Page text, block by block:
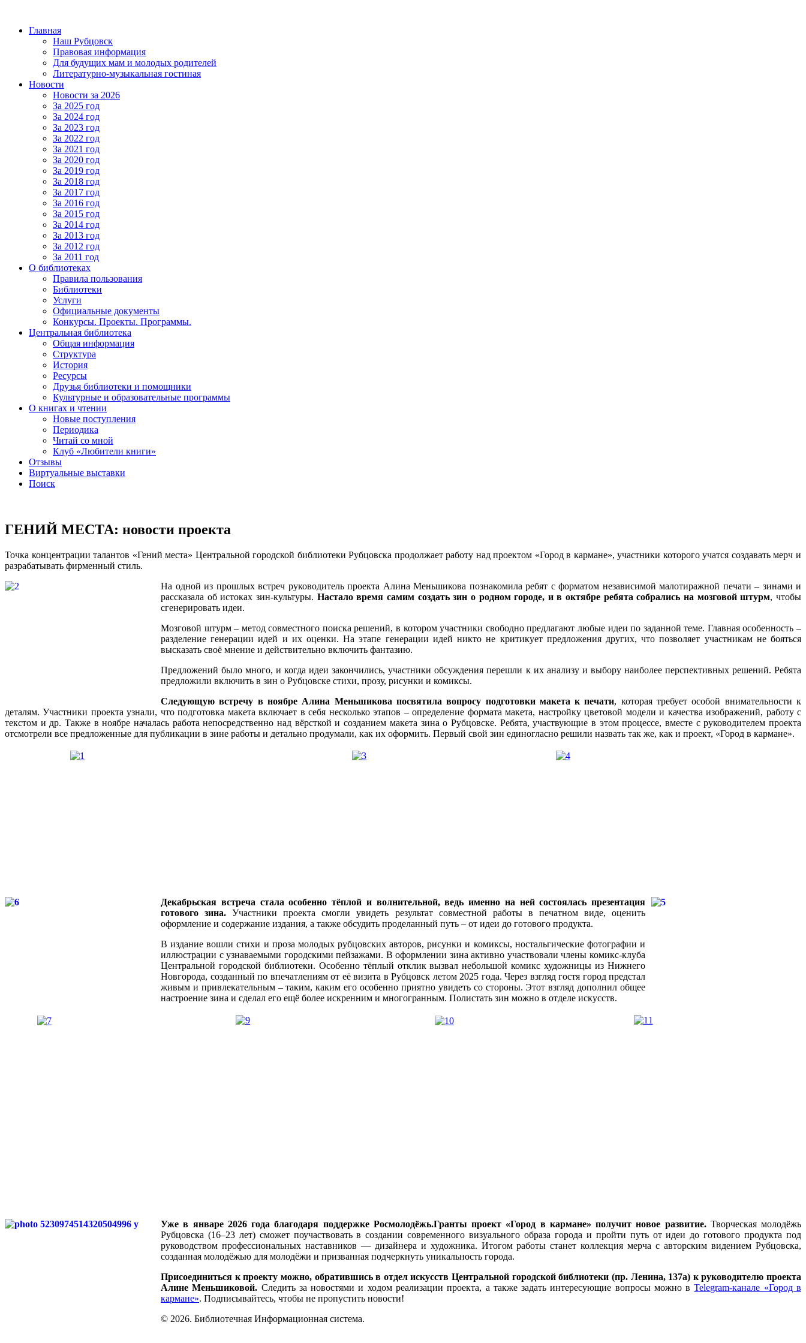
Главная
Наш Рубцовск
Правовая информация
Для будущих мам и молодых родителей
Литературно-музыкальная гостиная
Новости
Новости за 2026
За 2025 год
За 2024 год
За 2023 год
За 2022 год
За 2021 год
За 2020 год
За 2019 год
За 2018 год
За 2017 год
За 2016 год
За 2015 год
За 2014 год
За 2013 год
За 2012 год
За 2011 год
О библиотеках
Правила пользования
Библиотеки
Услуги
Официальные документы
Конкурсы. Проекты. Программы.
Центральная библиотека
Общая информация
Структура
История
Ресурсы
Друзья библиотеки и помощники
Культурные и образовательные программы
О книгах и чтении
Новые поступления
Периодика
Читай со мной
Клуб «Любители книги»
Отзывы
Виртуальные выставки
Поиск
ГЕНИЙ МЕСТА: новости проекта
Точка концентрации талантов «Гений места» Центральной городской библиотеки Рубцовска продолжает работу над проектом «Город в кармане», участники которого учатся создавать мерч и
разрабатывать фирменный стиль.
На одной из прошлых встреч руководитель проекта Алина Меньшикова познакомила ребят с форматом независимой малотиражной печати – зинами и
рассказала об истоках зин-культуры. Настало время самим создать зин о родном городе, и в октябре ребята собрались на мозговой штурм, чтобы
сгенерировать идеи.
Мозговой штурм – метод совместного поиска решений, в котором участники свободно предлагают любые идеи по заданной теме. Главная особенность –
разделение генерации идей и их оценки. На этапе генерации идей никто не критикует предложения других, что позволяет участникам не бояться
высказать своё мнение и действительно включить фантазию.
Предложений было много, и когда идеи закончились, участники обсуждения перешли к их анализу и выбору наиболее перспективных решений. Ребята
предложили включить в зин о Рубцовске стихи, прозу, рисунки и комиксы.
Следующую встречу в ноябре Алина Меньшикова посвятила вопросу подготовки макета к печати, которая требует особой внимательности к
деталям. Участники проекта узнали, что подготовка макета включает в себя несколько этапов – определение формата макета, настройку цветовой модели и качества изображений, работу с
текстом и др. Также в ноябре началась работа непосредственно над вёрсткой и созданием макета зина о Рубцовске. Ребята, участвующие в этом процессе, вместе с руководителем проекта
отсмотрели все предложенные для публикации в зине работы и детально продумали, как их оформить. Первый свой зин единогласно решили назвать так же, как и проект, «Город в кармане».
Декабрьская встреча стала особенно тёплой и волнительной, ведь именно на ней состоялась презентация
готового зина.Участники проекта смогли увидеть результат совместной работы в печатном виде, оценить
оформление и содержание издания, а также обсудить проделанный путь – от идеи до готового продукта.
В издание вошли стихи и проза молодых рубцовских авторов, рисунки и комиксы, ностальгические фотографии и
иллюстрации с узнаваемыми городскими пейзажами. В оформлении зина активно участвовали члены комикс-клуба
Центральной городской библиотеки. Особенно тёплый отклик вызвал небольшой комикс художницы из Нижнего
Новгорода, созданный по впечатлениям от её визита в Рубцовск летом 2025 года. Через взгляд гостя город предстал
живым и привлекательным – таким, каким его особенно приятно увидеть со стороны. Этот взгляд дополнил общее
настроение зина и сделал его ещё более искренним и многогранным. Полистать зин можно в отделе искусств.
Уже в январе 2026 года благодаря поддержке Росмолодёжь.Гранты проект «Город в кармане» получит новое развитие.Творческая молодёжь
Рубцовска (16–23 лет) сможет поучаствовать в создании современного визуального образа города и пройти путь от идеи до готового продукта под
руководством профессиональных наставников — дизайнера и художника. Итогом работы станет коллекция мерча с авторским видением Рубцовска,
созданная молодёжью для молодёжи и призванная подчеркнуть уникальность города.
Присоединиться к проекту можно, обратившись в отдел искусств Центральной городской библиотеки (пр. Ленина, 137а) к руководителю проекта
Алине Меньшиковой. Следить за новостями и ходом реализации проекта, а также задать интересующие вопросы можно вTelegram-канале «Город в
кармане». Подписывайтесь, чтобы не пропустить новости!
© 2026. Библиотечная Информационная система.